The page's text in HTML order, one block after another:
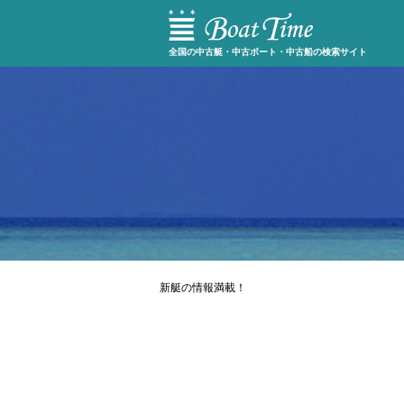
全国の中古艇・中古ボート・中古船の検索サイト
新艇の情報満載！